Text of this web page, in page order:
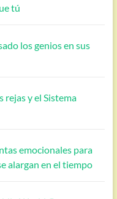
tú
los genios en sus
rejas y el Sistema
emocionales para
alargan en el tiempo